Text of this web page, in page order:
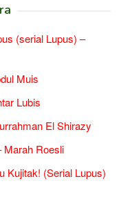
(serial Lupus) –
Muis
Lubis
El Shirazy
Marah Roesli
Kujitak! (Serial Lupus)